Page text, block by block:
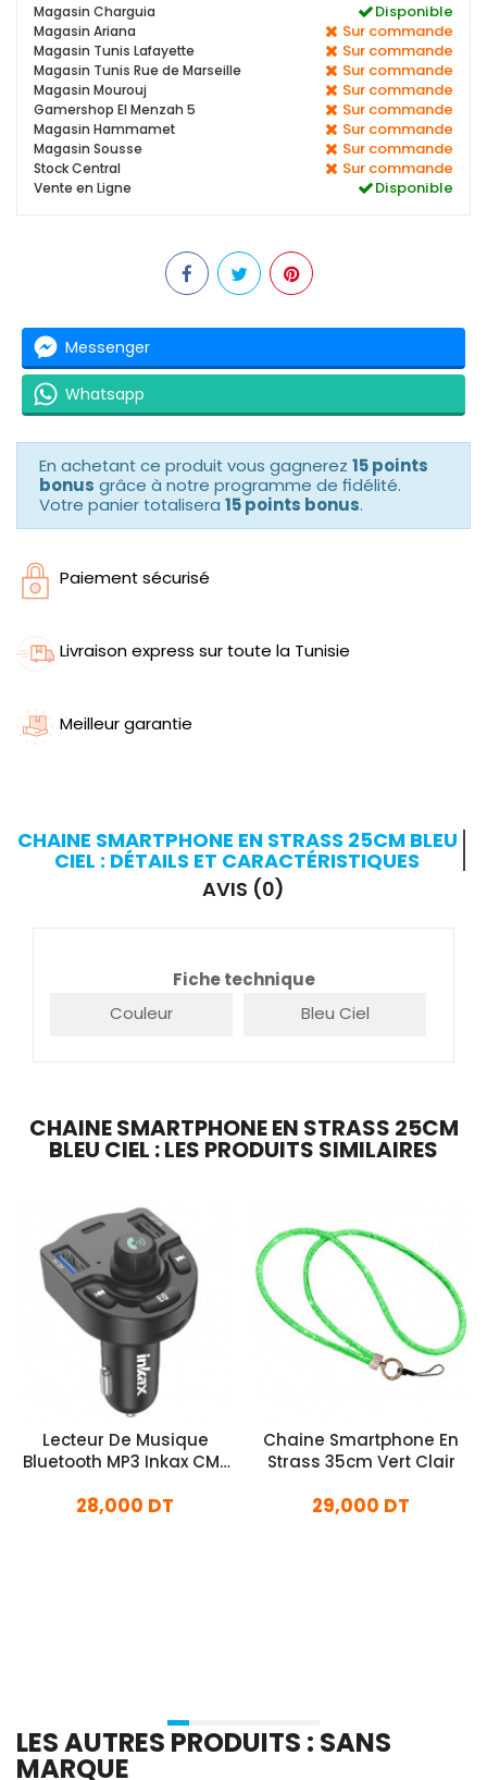
Magasin Charguia Disponible
Magasin Ariana Sur commande
Magasin Tunis Lafayette Sur commande
Magasin Tunis Rue de Marseille Sur commande
Magasin Mourouj Sur commande
Gamershop El Menzah 5 Sur commande
Magasin Hammamet Sur commande
Magasin Sousse Sur commande
Stock Central Sur commande
Vente en Ligne Disponible
Messenger
Whatsapp
En achetant ce produit vous gagnerez 15 points
bonus grâce à notre programme de fidélité.
Votre panier totalisera 15 points bonus.
Paiement sécurisé
Livraison express sur toute la Tunisie
Meilleur garantie
CHAINE SMARTPHONE EN STRASS 25CM BLEU
CIEL : DÉTAILS ET CARACTÉRISTIQUES
AVIS (0)
Fiche technique
Couleur
Bleu Ciel
CHAINE SMARTPHONE EN STRASS 25CM
BLEU CIEL : LES PRODUITS SIMILAIRES
Lecteur De Musique
Bluetooth MP3 Inkax CM-
28,000 DT
Chaine Smartphone En
Strass 35cm Vert Clair
29,000 DT
LES AUTRES PRODUITS : SANS
MARQUE